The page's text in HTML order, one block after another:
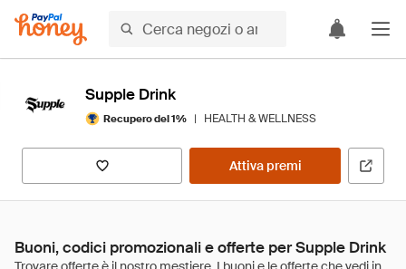
Supple Drink
Recupero del 1% | HEALTH & WELLNESS
Attiva premi
Buoni, codici promozionali e offerte per Supple Drink